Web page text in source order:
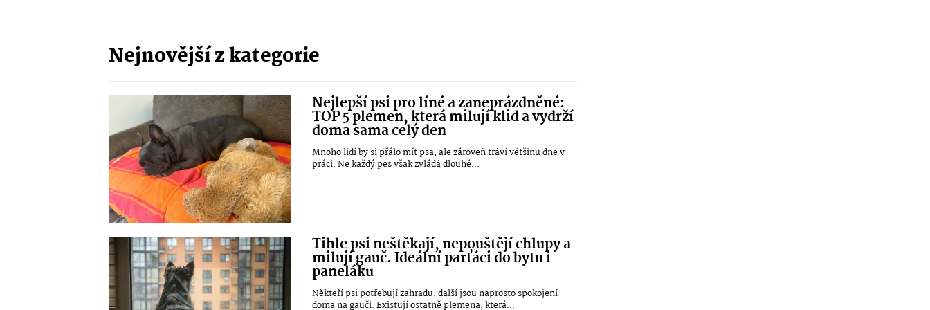
Nejnovější z kategorie
Nejlepší psi pro líné a zaneprázdněné:
TOP 5 plemen, která milují klid a vydrží
doma sama celý den
Mnoho lidí by si přálo mít psa, ale zároveň tráví většinu dne v
práci. Ne každý pes však zvládá dlouhé...
Tihle psi neštěkají, nepouštějí chlupy a
milují gauč. Ideální parťáci do bytu i
paneláku
Někteří psi potřebují zahradu, další jsou naprosto spokojení
doma na gauči. Existují ostatně plemena, která...